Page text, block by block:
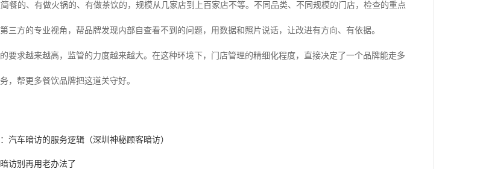
餐的、有做火锅的、有做茶饮的，规模从几家店到上百家店不等。不同品类、不同规模的门店，检查的重点
三方的专业视角，帮品牌发现内部自查看不到的问题，用数据和照片说话，让改进有方向、有依据。
要求越来越高，监管的力度越来越大。在这种环境下，门店管理的精细化程度，直接决定了一个品牌能走多
，帮更多餐饮品牌把这道关守好。
汽车暗访的服务逻辑（深圳神秘顾客暗访）
访别再用老办法了